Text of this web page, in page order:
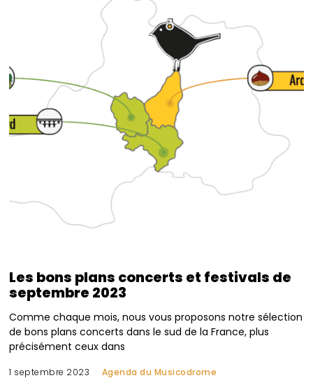
Les bons plans concerts et festivals de
septembre 2023
Comme chaque mois, nous vous proposons notre sélection
de bons plans concerts dans le sud de la France, plus
précisément ceux dans
1 septembre 2023 Agenda du Musicodrome